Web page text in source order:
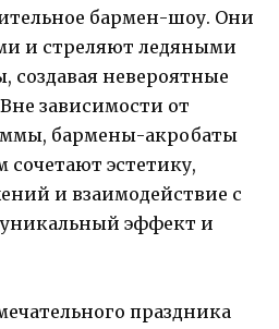
бармен-шоу. Они
и стреляют ледяными
создавая невероятные
зависимости от
бармены-акробаты
эстетику,
и взаимодействие с
уникальный эффект и
праздника